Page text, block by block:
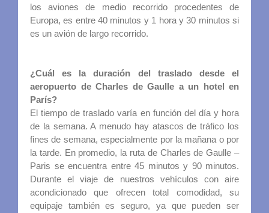
los aviones de medio recorrido procedentes de
Europa, es entre 40 minutos y 1 hora y 30 minutos si
es un avión de largo recorrido.
¿Cuál es la duración del traslado desde el
aeropuerto de Charles de Gaulle a un hotel en
París?
El tiempo de traslado varía en función del día y hora
de la semana. A menudo hay atascos de tráfico los
fines de semana, especialmente por la mañana o por
la tarde. En promedio, la ruta de Charles de Gaulle –
Paris se encuentra entre 45 minutos y 90 minutos.
Durante el viaje de nuestros vehículos con aire
acondicionado que ofrecen total comodidad, su
equipaje también es seguro, ya que pueden ser